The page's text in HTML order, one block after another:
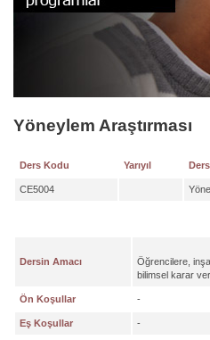
Yöneylem Araştırması
Ders Kodu Yarıyıl
CE5004
Dersin Amacı
Öğrencilere,
bilimsel karar
Ön Koşullar -
Eş Koşullar -